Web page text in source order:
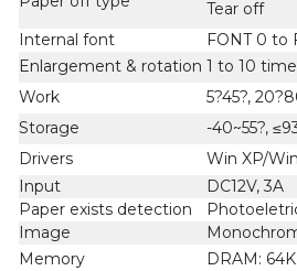
Tear off
Internal font
FONT 0 to
Enlargement & rotation 1 to 10
Work
5?45?,
Storage
-40~55?,
Drivers
Win XP/
Input
DC12V, 3A
Paper exists detection
Image
Memory
DRAM: